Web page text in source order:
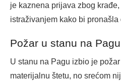
je kaznena prijava zbog
istraživanjem kako bi pronašla
Požar u stanu na Pagu
U stanu na Pagu izbio je
materijalnu štetu, no srećom